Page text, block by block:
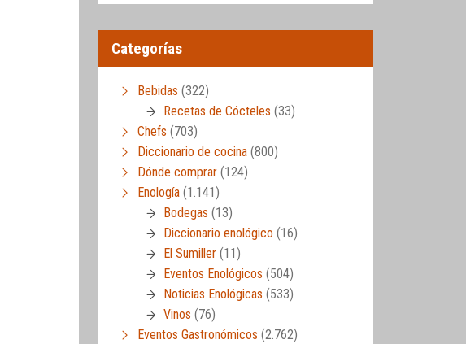
Categorías
Bebidas (322)
Recetas de Cócteles (33)
Chefs (703)
Diccionario de cocina (800)
Dónde comprar (124)
Enología (1.141)
Bodegas (13)
Diccionario enológico (16)
El Sumiller (11)
Eventos Enológicos (504)
Noticias Enológicas (533)
Vinos (76)
Eventos Gastronómicos (2.762)